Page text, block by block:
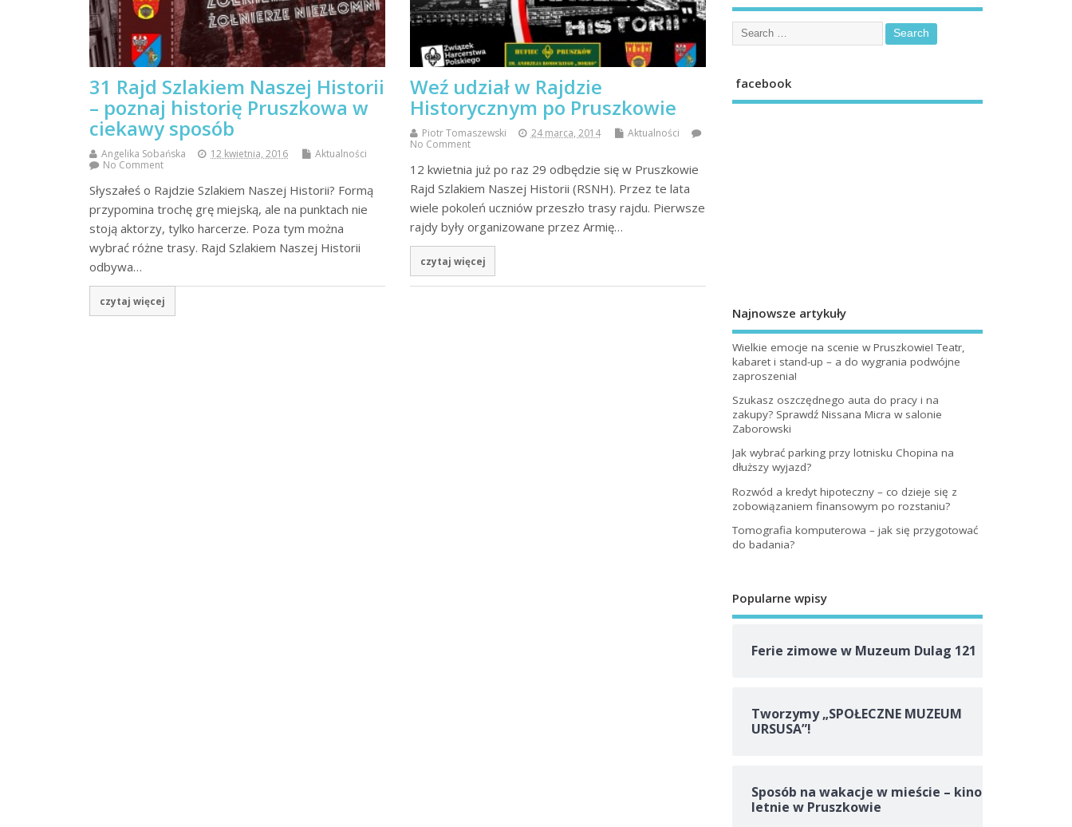
31 Rajd Szlakiem Naszej Historii
– poznaj historię Pruszkowa w
ciekawy sposób
Angelika Sobańska 12 kwietnia, 2016
Aktualności
No Comment
Słyszałeś o Rajdzie Szlakiem Naszej Historii? Formą
przypomina trochę grę miejską, ale na punktach nie
stoją aktorzy, tylko harcerze. Poza tym można
wybrać różne trasy. Rajd Szlakiem Naszej Historii
odbywa…
czytaj więcej
Weź udział w Rajdzie
Historycznym po Pruszkowie
Piotr Tomaszewski 24 marca, 2014
Aktualności
No Comment
12 kwietnia już po raz 29 odbędzie się w Pruszkowie
Rajd Szlakiem Naszej Historii (RSNH). Przez te lata
wiele pokoleń uczniów przeszło trasy rajdu. Pierwsze
rajdy były organizowane przez Armię…
czytaj więcej
facebook
Najnowsze artykuły
Wielkie emocje na scenie w Pruszkowie! Teatr,
kabaret i stand-up – a do wygrania podwójne
zaproszenia!
Szukasz oszczędnego auta do pracy i na
zakupy? Sprawdź Nissana Micra w salonie
Zaborowski
Jak wybrać parking przy lotnisku Chopina na
dłuższy wyjazd?
Rozwód a kredyt hipoteczny – co dzieje się z
zobowiązaniem finansowym po rozstaniu?
Tomografia komputerowa – jak się przygotować
do badania?
Popularne wpisy
Ferie zimowe w Muzeum Dulag 121
Tworzymy „SPOŁECZNE MUZEUM
URSUSA”!
Sposób na wakacje w mieście – kino
letnie w Pruszkowie